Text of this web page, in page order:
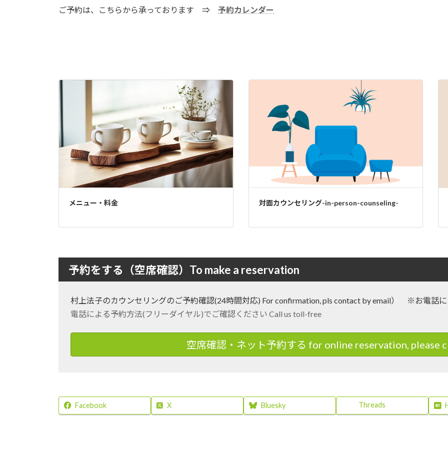
ご予約は、こちらから承っております ⇒ 予約カレンダー
メニュー・料金 対面カウンセリング-in-person-counseling-
予約をする（空席確認）To make a reservation
村上法子のカウンセリングのご予約確認(24時間対応) For confirmation, pls contact by email） ※お電話に
電話による予約方法(フリーダイヤル)でご確認ください Call us toll-free
空席確認・ネット予約する for online reservation, please
Facebook X Bluesky Threads